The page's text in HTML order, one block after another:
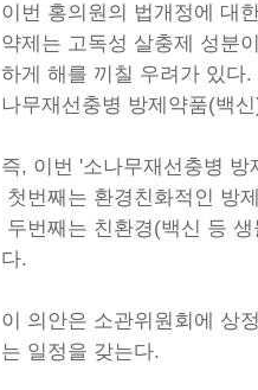
이번 홍의원의 법개정에 대
약제는 고독성 살충제 성분
하게 해를 끼칠 우려가 있다
나무재선충병 방제약품(백
즉, 이번 '소나무재선충병
첫번째는 환경친화적인 방
두번째는 친환경(백신 등
다.
이 의안은 소관위원회에 상
는 일정을 갖